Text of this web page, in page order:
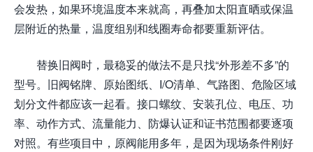
会发热，如果环境温度本来就高，再叠加太阳直晒或保温
层附近的热量，温度组别和线圈寿命都要重新评估。
替换旧阀时，最稳妥的做法不是只找“外形差不多”的
型号。旧阀铭牌、原始图纸、I/O清单、气路图、危险区域
划分文件都应该一起看。接口螺纹、安装孔位、电压、功
率、动作方式、流量能力、防爆认证和证书范围都要逐项
对照。有些项目中，原阀能用多年，是因为现场条件刚好